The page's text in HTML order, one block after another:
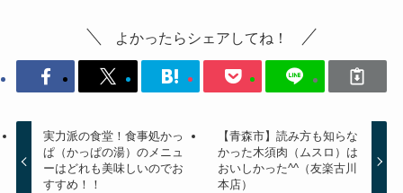
よかったらシェアしてね！
実力派の食堂！食事処かっ
ぱ（かっぱの湯）のメニュ
ーはどれも美味しいのでお
すすめ！！
【青森市】読み方も知らな
かった木須肉（ムスロ）は
おいしかった^^（友楽古川
本店）